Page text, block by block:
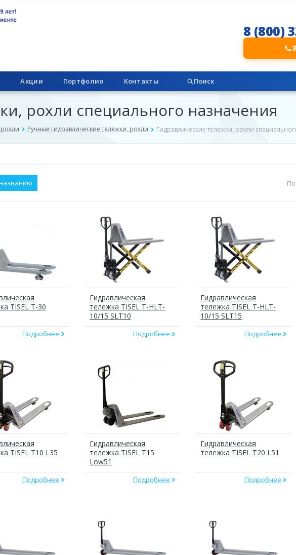
8 (800)
Акции Портфолио Контакты Поиск
рохли специального назначения
Ручные гидравлические тележки, рохли Гидравлические тележки, рохли
TISEL T-30
Подробнее
Гидравлическая
тележка TISEL T-HLT-
10/15 SLT10
Подробнее
Гидравлическая
тележка TISEL T-HLT-
10/15 SLT15
Подробнее
TISEL T10 L35
Подробнее
Гидравлическая
тележка TISEL T15
Low51
Подробнее
Гидравлическая
тележка TISEL T20 L51
Подробнее